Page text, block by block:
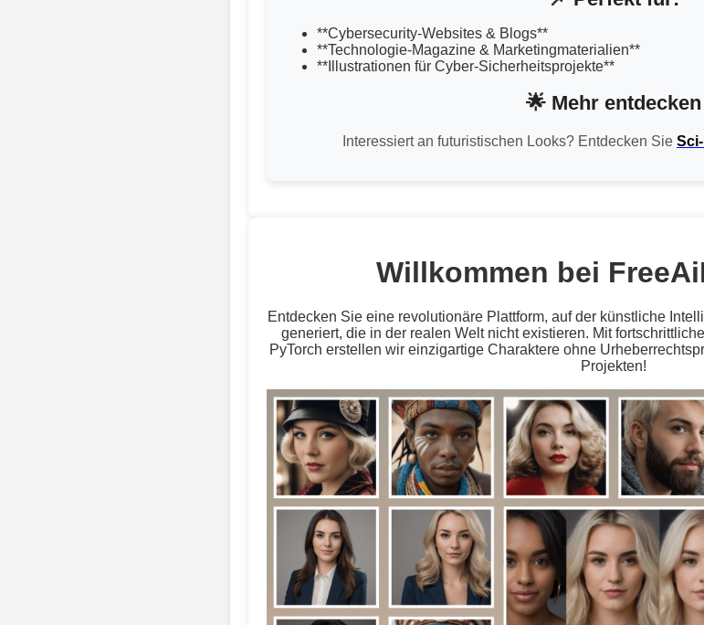
**Cybersecurity-Websites & Blogs**
**Technologie-Magazine & Marketingmaterialien**
**Illustrationen für Cyber-Sicherheitsprojekte**
🌟 Mehr entdecken
Interessiert an futuristischen Looks? Entdecken Sie
Willkommen bei
Entdecken Sie eine revolutionäre Plattform, auf der künstliche
generiert, die in der realen Welt nicht existieren. Mit
PyTorch erstellen wir einzigartige Charaktere ohne
Projekten!